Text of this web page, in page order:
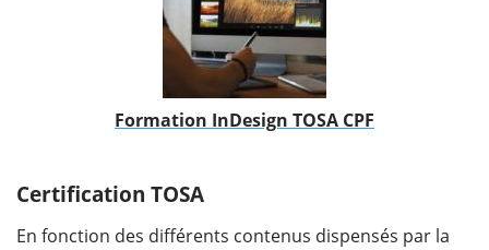
Formation InDesign TOSA CPF
​Certification TOSA
En fonction des différents contenus dispensés par la